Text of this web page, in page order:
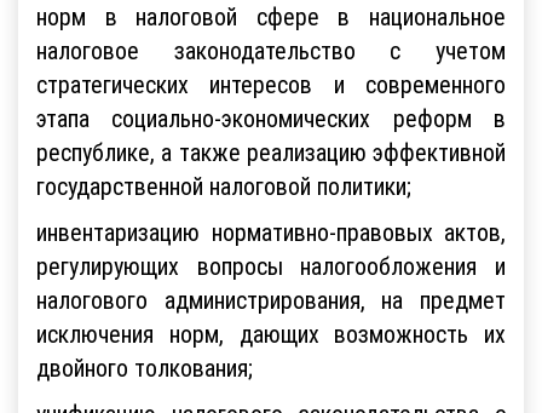
норм в налоговой сфере в национальное
налоговое законодательство с учетом
стратегических интересов и современного
этапа социально-экономических реформ в
республике, а также реализацию эффективной
государственной налоговой политики;
инвентаризацию нормативно-правовых актов,
регулирующих вопросы налогообложения и
налогового администрирования, на предмет
исключения норм, дающих возможность их
двойного толкования;